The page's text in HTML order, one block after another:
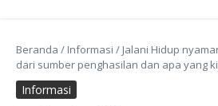
Beranda / Informasi / Jalani Hidup
dari sumber penghasilan dan apa yang
Informasi